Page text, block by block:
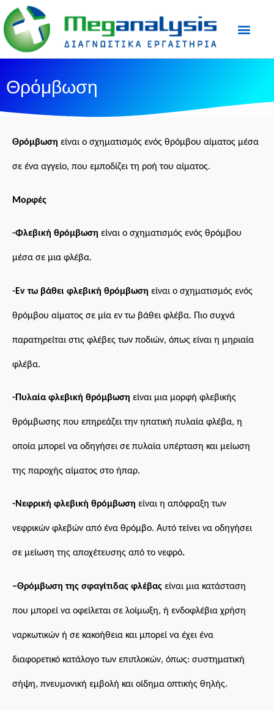
Θρόμβωση
Θρόμβωση είναι ο σχηματισμός ενός θρόμβου αίματος μέσα
σε ένα αγγείο, που εμποδίζει τη ροή του αίματος.
Μορφές
-Φλεβική θρόμβωση είναι ο σχηματισμός ενός θρόμβου
μέσα σε μια φλέβα.
-Εν τω βάθει φλεβική θρόμβωση είναι ο σχηματισμός ενός
θρόμβου αίματος σε μία εν τω βάθει φλέβα. Π ιο συχνά
παρατηρείται στις φλέβεςτων ποδιών, όπως είναι η μηριαία
φλέβα.
-Πυλαία φλεβική θρόμβωση είναι μια μορφή φλεβικής
θρόμβωσης που επηρεάζει την ηπατική πυλαία φλέβα, η
οποία μπορεί να οδηγήσει σε πυλαία υπέρταση και μείωση
της παροχής αίματος στο ήπαρ.
-Νεφρική φλεβική θρόμβωση είναι η απόφραξη των
νεφρικών φλεβών από ένα θρόμβο. Αυτό τείνει να οδηγήσει
σε μείωση της αποχέτευσης από το νεφρό.
–Θρόμβωση της σφαγίτιδας φλέβας είναι μια κατάσταση
που μπορεί να οφείλεται σε λοίμωξη, ή ενδοφλέβια χρήση
ναρκωτικών ή σε κακοήθεια και μπορεί να έχει ένα
διαφορετικό κατάλογο των επιπλοκών, όπως: συστηματική
σήψη, πνευμονική εμβολή και οίδημα οπτικής θηλής.